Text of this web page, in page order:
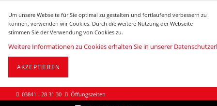
Um unsere Webseite für Sie optimal zu gestalten und fortlaufend verbessern zu
können, verwenden wir Cookies. Durch die weitere Nutzung der Webseite
stimmen Sie der Verwendung von Cookies zu.
Weitere Informationen zu Cookies erhalten Sie in unserer
AKZEPTIEREN
03841 - 28 31 30 Öffungszeiten